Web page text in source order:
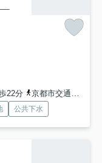
22分
京都市交通局「千本鞍馬口」バス停下車 徒歩6分
公共下水